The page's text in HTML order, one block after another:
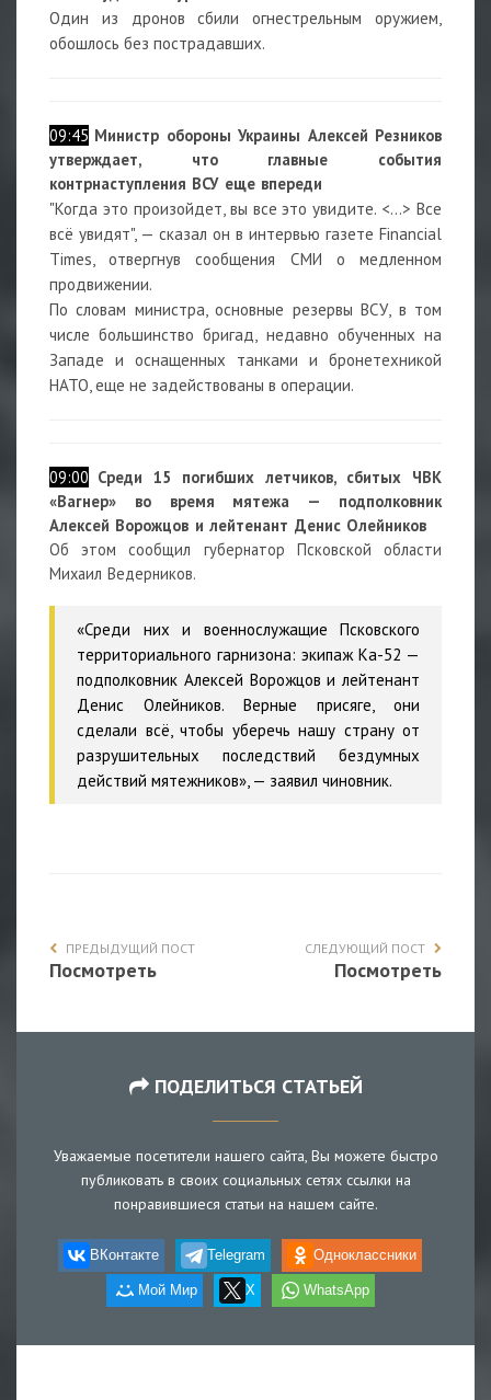
Один из дронов сбили огнестрельным оружием,
обошлось без пострадавших.
09:45 Министр обороны Украины Алексей Резников
утверждает, что главные события
контрнаступления ВСУ еще впереди
"Когда это произойдет, вы все это увидите. <...> Все
всё увидят", — сказал он в интервью газете Financial
Times, отвергнув сообщения СМИ о медленном
продвижении.
По словам министра, основные резервы ВСУ, в том
числе большинство бригад, недавно обученных на
Западе и оснащенных танками и бронетехникой
НАТО, еще не задействованы в операции.
09:00 Среди 15 погибших летчиков, сбитых ЧВК
«Вагнер» во время мятежа — подполковник
Алексей Ворожцов и лейтенант Денис Олейников
Об этом сообщил губернатор Псковской области
Михаил Ведерников.
«Среди них и военнослужащие Псковского
территориального гарнизона: экипаж Ка-52 —
подполковник Алексей Ворожцов и лейтенант
Денис Олейников. Верные присяге, они
сделали всё, чтобы уберечь нашу страну от
разрушительных последствий бездумных
действий мятежников», — заявил чиновник.
ПРЕДЫДУЩИЙ ПОСТ
Посмотреть
СЛЕДУЮЩИЙ ПОСТ
Посмотреть
ПОДЕЛИТЬСЯ СТАТЬЕЙ
Уважаемые посетители нашего сайта, Вы можете быстро
публиковать в своих социальных сетях ссылки на
понравившиеся статьи на нашем сайте.
ВКонтакте Telegram Одноклассники
Мой Мир X WhatsApp